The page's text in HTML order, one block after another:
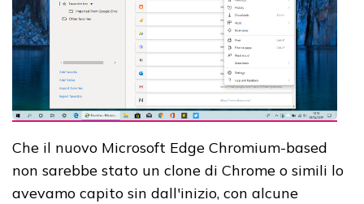
Che il nuovo Microsoft Edge Chromium-based
non sarebbe stato un clone di Chrome o simili lo
avevamo capito sin dall'inizio, con alcune